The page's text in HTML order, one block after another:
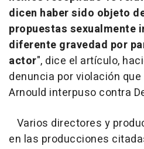
dicen haber sido objeto
propuestas sexualmente
diferente gravedad por
actor", dice el artículo,
denuncia por violación
Arnould interpuso contra
Varios directores y
en las producciones